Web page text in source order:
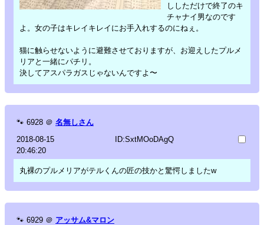
ししただけで終了のキ
チャナイ男なのです
よ。女の子はキレイキレイにお手入れするのにねぇ。
猫に触らせないように避難させておりますが、お迎えしたプルメ
リアと一緒にパチリ。
決してアスパラガスじゃないんですよ〜
🐾 6928 ＠ 名無しさん
2018-08-15
20:46:20
ID:SxtMOoDAgQ
丸裸のプルメリアがテルくんの匠の技かと驚愕しましたw
🐾 6929 ＠ アッサム&マロン